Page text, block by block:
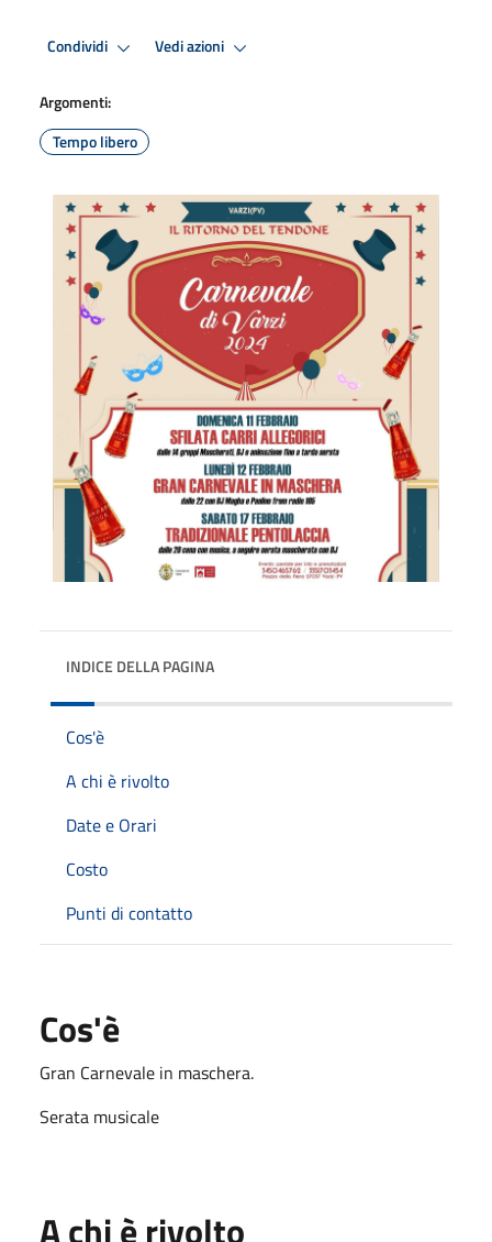
Condividi Vedi azioni
Argomenti:
Tempo libero
INDICE DELLA PAGINA
Cos'è
A chi è rivolto
Date e Orari
Costo
Punti di contatto
Cos'è
Gran Carnevale in maschera.
Serata musicale
A chi è rivolto